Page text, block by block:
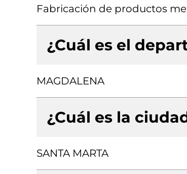
Fabricación de productos
¿Cuál es el
MAGDALENA
¿Cuál es la
SANTA MARTA